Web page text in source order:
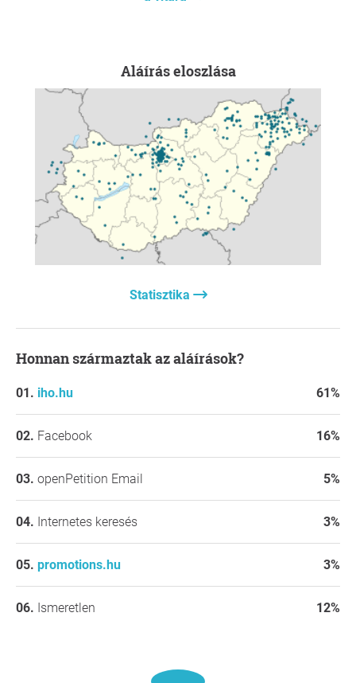
áll, de forrás biztosítása esetén azonnal
arra, hogy a MÁV helyett akár Nyíregyháza
önkormányzata, akár egy elhivatott civil
egyesület üzemeltesse a vonalat – ahogyan
arra Debrecenben, Tiszakécskén vagy éppen
Kemencén is van sikeres működő példa.
Mit jelent ez nekünk?Azt, hogy a munkánk most
válik igazán kritikussá. Nem a nulláról kell
tervezgetni: a tervek készen vannak, a hatósági
engedély él, de a határidő szorít!
Ezzel a friss információval a hátunk mögött nem
állunk meg: a sajtónyilvánossághoz (IHO)
döntéshozók előteremtsék a szükséges forrásokat,
történelmi lehetőség.
Köszönöm, hogy velem vagytok, az ügy most
Tisztelettel:
Aláírás eloszlása
Statisztika
Honnan származtak az aláírások?
iho.hu 61%
Facebook 16%
openPetition Email 5%
Internetes keresés 3%
promotions.hu 3%
Ismeretlen 12%